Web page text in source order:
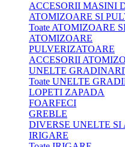
ACCESORII MASINI
ATOMIZOARE SI
Toate ATOMIZOARE
ATOMIZOARE
PULVERIZATOARE
ACCESORII
UNELTE
Toate UNELTE
LOPETI ZAPADA
FOARFECI
GREBLE
DIVERSE UNELTE SI
IRIGARE